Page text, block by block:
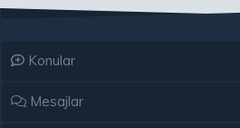
Konular
Mesajlar